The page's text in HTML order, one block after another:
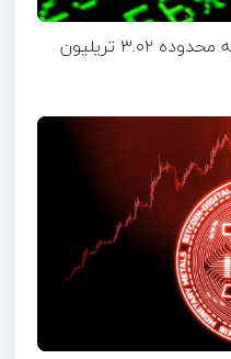
کاهش ارزش بازار ارز دیجیتال به محدوده ۳.۰۲ تریلیون